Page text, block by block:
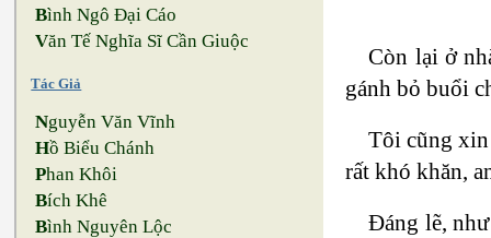
Bình Ngô Đại Cáo
Văn Tế Nghĩa Sĩ Cần Giuộc
Tác Giả
Nguyễn Văn Vĩnh
Hồ Biểu Chánh
Phan Khôi
Bích Khê
Bình Nguyên Lộc
Còn lại ở
gánh bỏ buổi
Tôi cũng
rất khó khăn,
Đáng lẽ,